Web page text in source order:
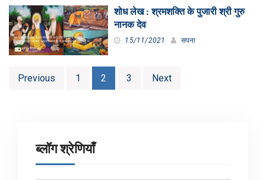
शोध लेख : श्रमशक्ति के पुजारी श्री गुरु
नानक देव
15/11/2021 सपना
Posts
Previous 1 2 3 Next
ब्लॉग श्रेणियाँ